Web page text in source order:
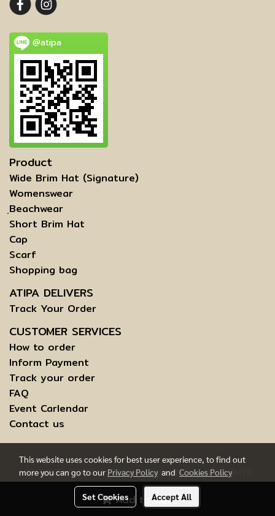
Add to Cart
@atipa
Product
Wide Brim Hat (Signature)
Womenswear
ฺBeachwear
Short Brim Hat
Cap
Scarf
Shopping bag
ATIPA DELIVERS
Track Your Order
CUSTOMER SERVICES
How to order
Inform Payment
Track your order
FAQ
Event Carlendar
Contact us
COPYRIGHT © 2015 ATIPABANGKOK.COM - ALL RIGHTS
RESERVED.
TERMS AND CONDITIONS OF USE | INFORMATION TO DATA
This website uses cookies for best user experience, to find out
more you can go to our Privacy Policyand Cookies Policy
Set Cookies Accept All